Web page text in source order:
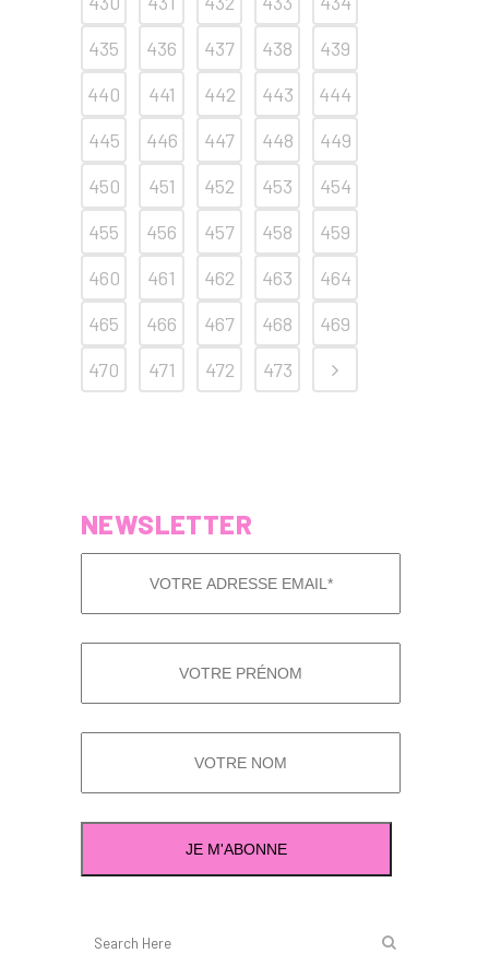
435
436 437 438
439
440
441 442 443
444
445
446 447 448
449
450
451 452 453
454
455
456 457 458
459
460
461 462 463
464
465
466 467 468
469
470
471 472 473
NEWSLETTER